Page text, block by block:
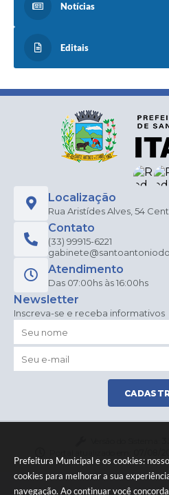
Prefeitura Municipal e os cookies:
cookies para melhorar a sua
navegação. Ao continuar você
Notícias
Editais
Localização
Rua Aristídes Alves, 54
Contato
(33) 99915-6221
Atendimento
Das 07:00hs às 16:00hs
Newsletter
Inscreva-se e receba informativos